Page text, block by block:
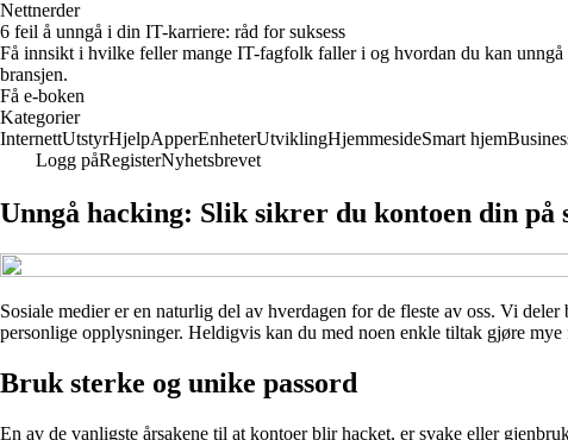
Nettnerder
6 feil å unngå i din IT-karriere: råd for suksess
Få innsikt i hvilke feller mange IT-fagfolk faller i og hvordan du kan
bransjen.
Få e-boken
Kategorier
InternettUtstyrHjelpApperEnheterUtviklingHjemmesideSmart hjem
Logg påRegisterNyhetsbrevet
Unngå hacking: Slik sikrer du kontoen din på
Sosiale medier er en naturlig del av hverdagen for de fleste av oss. Vi
personlige opplysninger. Heldigvis kan du med noen enkle tiltak gjøre
Bruk sterke og unike passord
En av de vanligste årsakene til at kontoer blir hacket, er svake eller